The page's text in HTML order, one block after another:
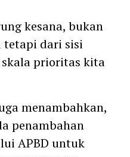
kesana, bukan
tetapi dari sisi
prioritas kita
menambahkan,
penambahan
APBD untuk